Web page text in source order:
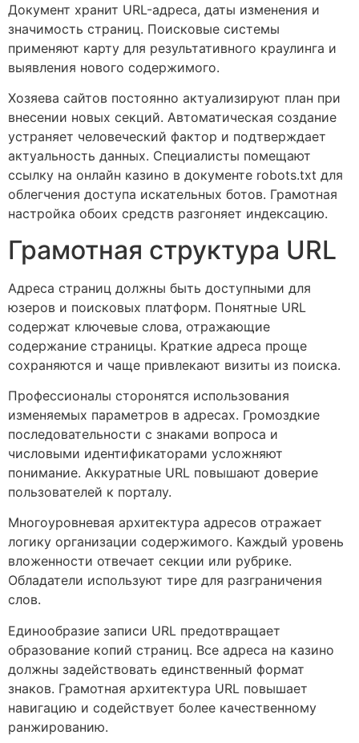
Документ хранит URL-адреса, даты изменения и
значимость страниц. Поисковые системы
применяют карту для результативного краулинга и
выявления нового содержимого.
Хозяева сайтов постоянно актуализируют план при
внесении новых секций. Автоматическая создание
устраняет человеческий фактор и подтверждает
актуальность данных. Специалисты помещают
ссылку на онлайн казино в документе robots.txt для
облегчения доступа искательных ботов. Грамотная
настройка обоих средств разгоняет индексацию.
Грамотная структура URL
Адреса страниц должны быть доступными для
юзеров и поисковых платформ. Понятные URL
содержат ключевые слова, отражающие
содержание страницы. Краткие адреса проще
сохраняются и чаще привлекают визиты из поиска.
Профессионалы сторонятся использования
изменяемых параметров в адресах. Громоздкие
последовательности с знаками вопроса и
числовыми идентификаторами усложняют
понимание. Аккуратные URL повышают доверие
пользователей к порталу.
Многоуровневая архитектура адресов отражает
логику организации содержимого. Каждый уровень
вложенности отвечает секции или рубрике.
Обладатели используют тире для разграничения
слов.
Единообразие записи URL предотвращает
образование копий страниц. Все адреса на казино
должны задействовать единственный формат
знаков. Грамотная архитектура URL повышает
навигацию и содействует более качественному
ранжированию.